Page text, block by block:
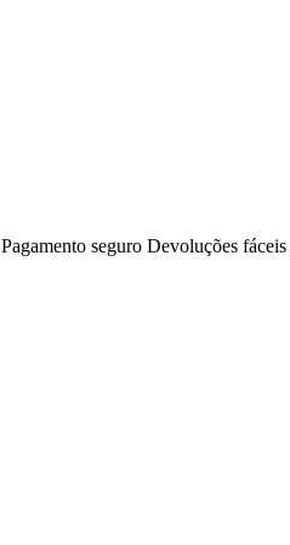
Pagamento seguro Devoluções fáceis